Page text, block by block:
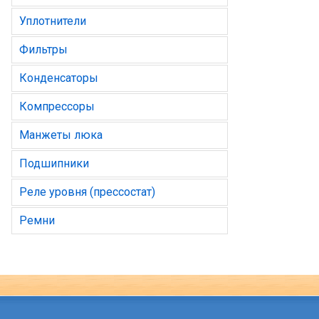
Уплотнители
Фильтры
Конденсаторы
Компрессоры
Манжеты люка
Подшипники
Реле уровня (прессостат)
Ремни